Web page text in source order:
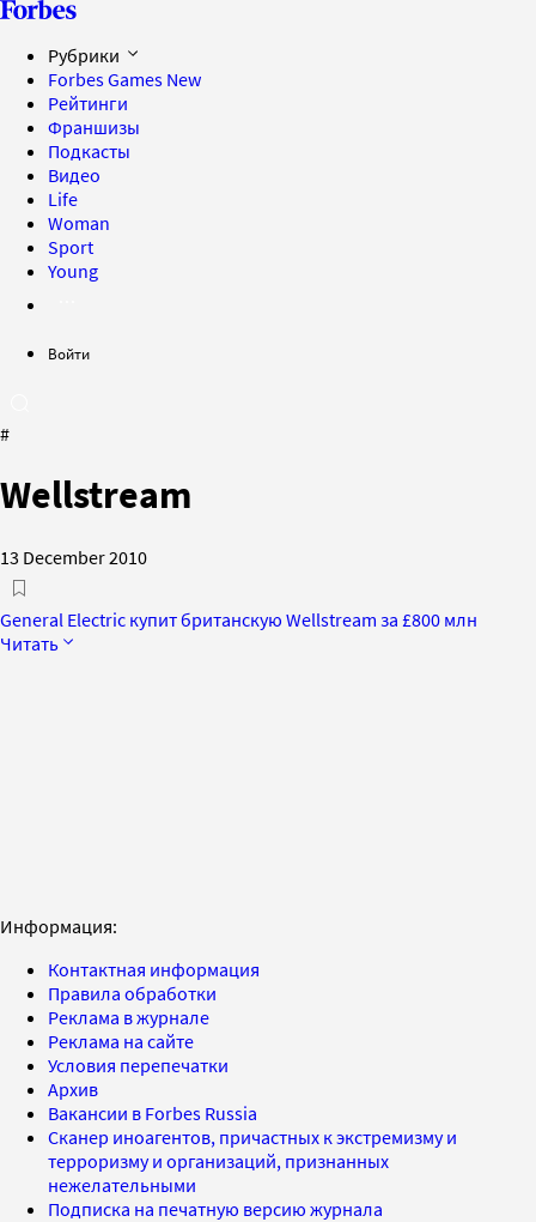
Рубрики
Forbes Games New
Рейтинги
Франшизы
Подкасты
Видео
Life
Woman
Sport
Young
Войти
#
Wellstream
13 December 2010
General Electric купит британскую Wellstream за £800 млн
Читать
Информация:
Контактная информация
Правила обработки
Реклама в журнале
Реклама на сайте
Условия перепечатки
Архив
Вакансии в Forbes Russia
Сканер иноагентов, причастных к экстремизму и
терроризму и организаций, признанных
нежелательными
Подписка на печатную версию журнала